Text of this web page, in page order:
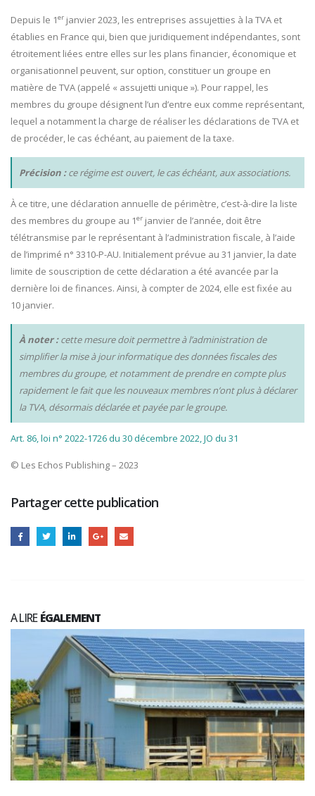
Depuis le 1er janvier 2023, les entreprises assujetties à la TVA et
établies en France qui, bien que juridiquement indépendantes, sont
étroitement liées entre elles sur les plans financier, économique et
organisationnel peuvent, sur option, constituer un groupe en
matière de TVA (appelé « assujetti unique »). Pour rappel, les
membres du groupe désignent l’un d’entre eux comme représentant,
lequel a notamment la charge de réaliser les déclarations de TVA et
de procéder, le cas échéant, au paiement de la taxe.
Précision :ce régime est ouvert, le cas échéant, aux associations.
À ce titre, une déclaration annuelle de périmètre, c’est-à-dire la liste
des membres du groupe au 1er janvier de l’année, doit être
télétransmise par le représentant à l’administration fiscale, à l’aide
de l’imprimé n° 3310-P-AU. Initialement prévue au 31 janvier, la date
limite de souscription de cette déclaration a été avancée par la
dernière loi de finances. Ainsi, à compter de 2024, elle est fixée au
10 janvier.
À noter :cette mesure doit permettre à l’administration de
simplifier la mise à jour informatique des données fiscales des
membres du groupe, et notamment de prendre en compte plus
rapidement le fait que les nouveaux membres n’ont plus à déclarer
la TVA, désormais déclarée et payée par le groupe.
Art. 86, loi n° 2022-1726 du 30 décembre 2022, JO du 31
© Les Echos Publishing – 2023
Partager cette publication
A LIREÉGALEMENT